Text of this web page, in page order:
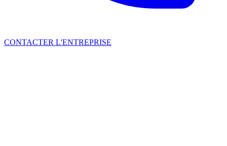
CONTACTER L'ENTREPRISE